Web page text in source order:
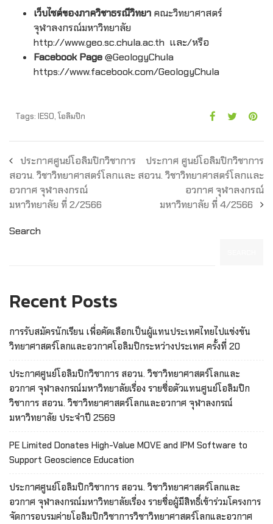
เว็บไซต์ของภาควิชาธรณีวิทยา คณะวิทยาศาสตร์
จุฬาลงกรณ์มหาวิทยาลัย
http://www.geo.sc.chula.ac.th และ/หรือ
Facebook Page@GeologyChula
https://www.facebook.com/GeologyChula
Tags: IESO,โอลิมปิก
ประกาศศูนย์โอลิมปิกวิชาการ
สอวน. วิชาวิทยาศาสตร์โลกและ
อวกาศ จุฬาลงกรณ์
มหาวิทยาลัย ที่ 2/2566
ประกาศ ศูนย์โอลิมปิกวิชาการ
สอวน. วิชาวิทยาศาสตร์โลกและ
อวกาศ จุฬาลงกรณ์
มหาวิทยาลัย ที่ 4/2566
Search
Recent Posts
การรับสมัครนักเรียน เพื่อคัดเลือกเป็นผู้แทนประเทศไทยไปแข่งขัน
วิทยาศาสตร์โลกและอวกาศโอลิมปิกระหว่างประเทศ ครั้งที่ 20
ประกาศศูนย์โอลิมปิกวิชาการ สอวน. วิชาวิทยาศาสตร์โลกและ
อวกาศ จุฬาลงกรณ์มหาวิทยาลัยเรื่อง รายชื่อตัวแทนศูนย์โอลิมปิก
วิชาการ สอวน. วิชาวิทยาศาสตร์โลกและอวกาศ จุฬาลงกรณ์
มหาวิทยาลัย ประจำปี 2569
PE Limited Donates High-Value MOVE and IPM Software to
Support Geoscience Education
ประกาศศูนย์โอลิมปิกวิชาการ สอวน. วิชาวิทยาศาสตร์โลกและ
อวกาศ จุฬาลงกรณ์มหาวิทยาลัยเรื่อง รายชื่อผู้มีสิทธิ์เข้าร่วมโครงการ
จัดการอบรมค่ายโอลิมปิกวิชาการวิชาวิทยาศาสตร์โลกและอวกาศ